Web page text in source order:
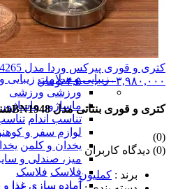
زیبایی و سلامت
ورزشی ورزشی
ماساژور ماساژور
تناسب اندام
لوازم سفر و
یخدان و کلمن
میز، صندلی و
فلاسک فلاسک
آماده سازی غذا و
کتری و قوری پیرکس وردا مدل 4265
۴,۵۰۰,۰۰۰۳,۹۸۰,۰۰۰ تومان
کتری و قوری بنتاتی مدل BN1948
(0)
(0) دیدگاه کاربران
برند : کملیون